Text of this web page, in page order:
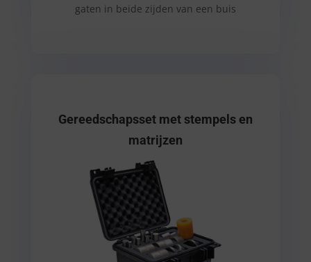
gaten in beide zijden van een buis
Gereedschapsset met stempels en
matrijzen